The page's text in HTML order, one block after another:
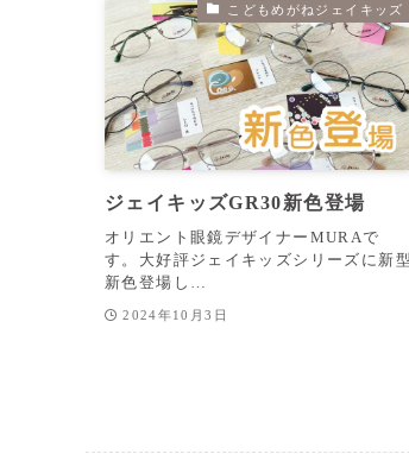
こどもめがねジェイキッズ
ジェイキッズGR30新色登場
オリエント眼鏡デザイナーMURAで
す。大好評ジェイキッズシリーズに新型
新色登場し…
2024年10月3日